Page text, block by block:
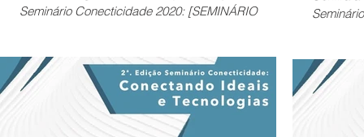
ONU
Seminário Conecticidade 2020: [SEMINÁRIO
Seminário